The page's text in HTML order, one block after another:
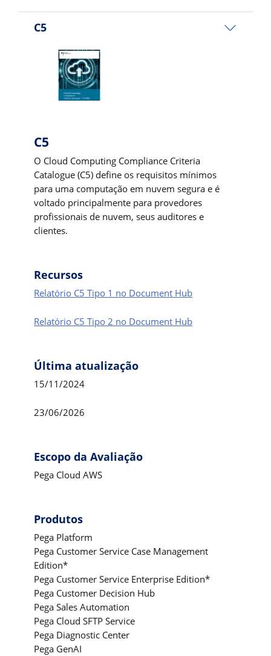
C5
C5
O Cloud Computing Compliance Criteria
Catalogue (C5) define os requisitos mínimos
para uma computação em nuvem segura e é
voltado principalmente para provedores
profissionais de nuvem, seus auditores e
clientes.
Recursos
Relatório C5 Tipo 1 no Document Hub
Relatório C5 Tipo 2 no Document Hub
Última atualização
15/11/2024
23/06/2026
Escopo da Avaliação
Pega Cloud AWS
Produtos
Pega Platform
Pega Customer Service Case Management
Edition*
Pega Customer Service Enterprise Edition*
Pega Customer Decision Hub
Pega Sales Automation
Pega Cloud SFTP Service
Pega Diagnostic Center
Pega GenAI